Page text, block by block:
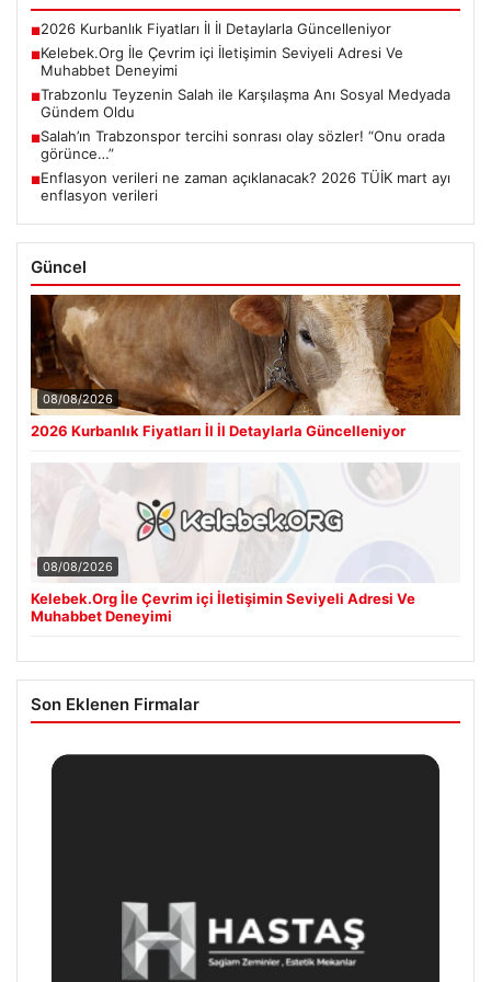
■2026 Kurbanlık Fiyatları İl İl Detaylarla Güncelleniyor
■Kelebek.Org İle Çevrim içi İletişimin Seviyeli Adresi Ve
Muhabbet Deneyimi
■Trabzonlu Teyzenin Salah ile Karşılaşma Anı Sosyal Medyada
Gündem Oldu
■Salah’ın Trabzonspor tercihi sonrası olay sözler! “Onu orada
görünce…”
■Enflasyon verileri ne zaman açıklanacak? 2026 TÜİK mart ayı
enflasyon verileri
Güncel
08/08/2026
2026 Kurbanlık Fiyatları İl İl Detaylarla Güncelleniyor
08/08/2026
Kelebek.Org İle Çevrim içi İletişimin Seviyeli Adresi Ve
Muhabbet Deneyimi
Son Eklenen Firmalar